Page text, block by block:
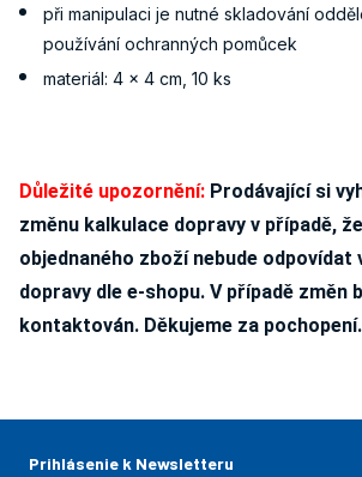
při manipulaci je nutné skladování
používání ochranných pomůcek
materiál: 4 x 4 cm, 10 ks
Důležité upozornění: Prodávající si
změnu kalkulace dopravy v případě,
objednaného zboží nebude odpovídat
dopravy dle e-shopu. V případě změn
kontaktován. Děkujeme za pochopení.
Prihlásenie k Newsletteru